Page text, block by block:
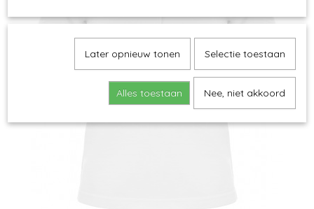
Later opnieuw tonen Selectie toestaan
Alles toestaan Nee, niet akkoord